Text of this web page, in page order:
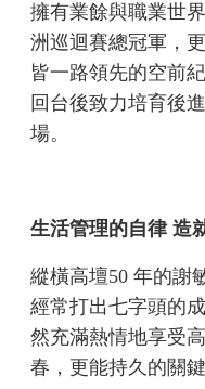
擁有業餘與職業世
洲巡迴賽總冠軍，
皆一路領先的空前
回台後致力培育後
場。
生活管理的自律 造
縱橫高壇50 年的謝
經常打出七字頭的
然充滿熱情地享受
春，更能持久的關